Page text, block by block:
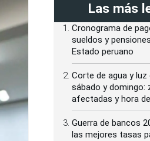
Las más
Cronograma de
sueldos y
Estado peruano
Corte de agua y luz
sábado y domingo:
afectadas y hora
Guerra de bancos
las mejores tasas